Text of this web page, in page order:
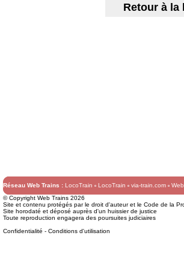
Retour à la
Réseau Web Trains : LocoTrain LocoTrain via-train.com
© Copyright Web Trains 2026
Site et contenu protégés par le droit d'auteur et le Code de la
Site horodaté et déposé auprès d'un huissier de justice
Toute reproduction engagera des poursuites judiciaires
Confidentialité - Conditions d'utilisation